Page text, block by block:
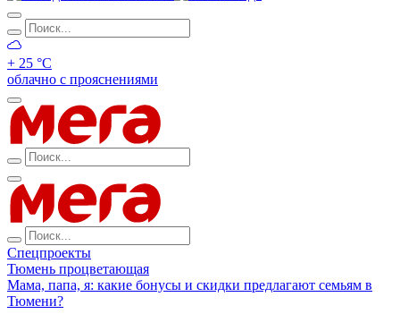
+ 25 °С
облачно с прояснениями
Спецпроекты
Тюмень процветающая
Мама, папа, я: какие бонусы и скидки предлагают семьям в
Тюмени?